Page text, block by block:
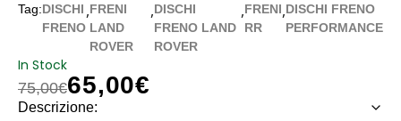
Tag:DISCHI
FRENO
,FRENI
LAND
ROVER
,DISCHI
FRENO LAND
ROVER
,FRENI
RR
,DISCHI FRENO
PERFORMANCE
In Stock
75,00€
Il prezzo originale era: 75,00€.
65,00€
Il prezzo attuale è: 65,00€.
Descrizione: